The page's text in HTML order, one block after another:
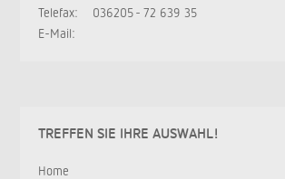
Telefax:
036205 - 72 639 35
E-Mail:
TREFFEN SIE IHRE AUSWAHL!
Home